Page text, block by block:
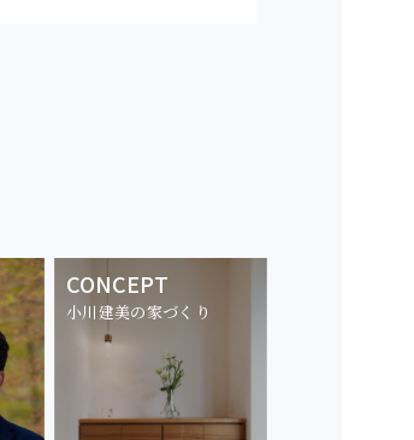
CONCEPT
小川建美の家づくり